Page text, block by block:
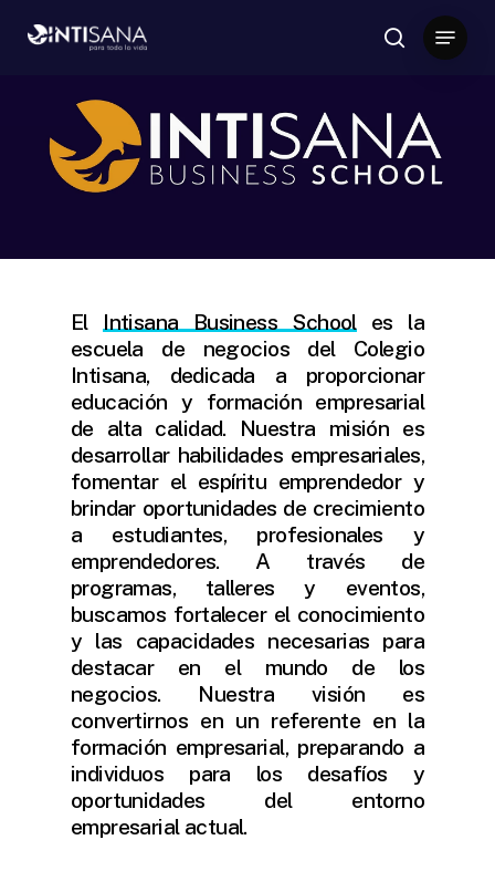
search
Menu
El Intisana Business Schooles la
escuela de negocios del Colegio
Intisana, dedicada a proporcionar
educación y formación empresarial
de alta calidad. Nuestra misión es
desarrollar habilidades empresariales,
fomentar el espíritu emprendedor y
brindar oportunidades de crecimiento
a estudiantes, profesionales y
emprendedores. A través de
programas, talleres y eventos,
buscamos fortalecer el conocimiento
y las capacidades necesarias para
destacar en el mundo de los
negocios. Nuestra visión es
convertirnos en un referente en la
formación empresarial, preparando a
individuos para los desafíos y
oportunidades del entorno
empresarial actual.